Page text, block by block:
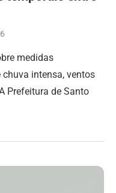
medidas
intensa, ventos
Prefeitura de Santo